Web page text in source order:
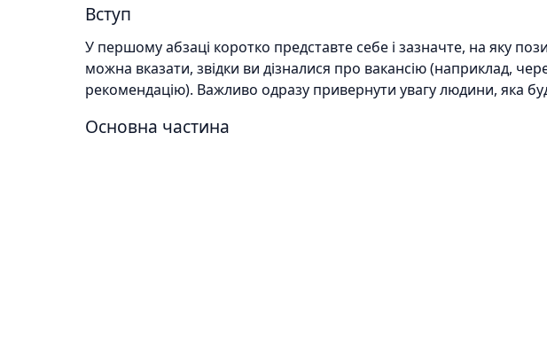
Вступ
У першому абзаці коротко представте себе і зазначте, на яку
можна вказати, звідки ви дізналися про вакансію (наприклад,
рекомендацію). Важливо одразу привернути увагу людини, яка
Основна частина